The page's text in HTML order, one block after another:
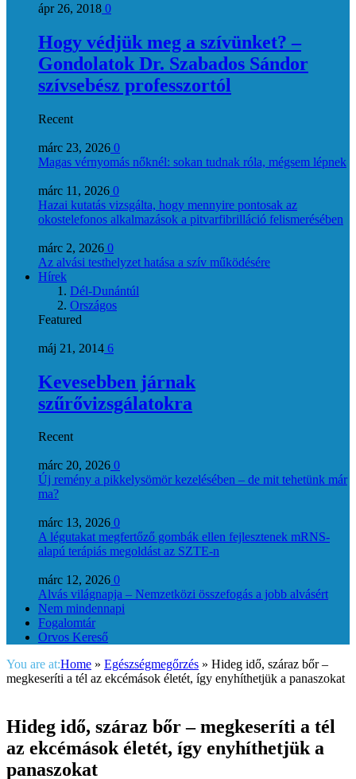
ápr 26, 2018 0
Hogy védjük meg a szívünket? –
Gondolatok Dr. Szabados Sándor
szívsebész professzortól
Recent
márc 23, 2026 0
Magas vérnyomás nőknél: sokan tudnak róla, mégsem lépnek
márc 11, 2026 0
Hazai kutatás vizsgálta, hogy mennyire pontosak az
okostelefonos alkalmazások a pitvarfibrilláció felismerésében
márc 2, 2026 0
Az alvási testhelyzet hatása a szív működésére
Hírek
Dél-Dunántúl
Országos
Featured
máj 21, 2014 6
Kevesebben járnak
szűrővizsgálatokra
Recent
márc 20, 2026 0
Új remény a pikkelysömör kezelésében – de mit tehetünk már
ma?
márc 13, 2026 0
A légutakat megfertőző gombák ellen fejlesztenek mRNS-
alapú terápiás megoldást az SZTE-n
márc 12, 2026 0
Alvás világnapja – Nemzetközi összefogás a jobb alvásért
Nem mindennapi
Fogalomtár
Orvos Kereső
You are at:Home » Egészségmegőrzés » Hideg idő, száraz bőr –
megkeseríti a tél az ekcémások életét, így enyhíthetjük a panaszokat
Hideg idő, száraz bőr – megkeseríti a tél
az ekcémások életét, így enyhíthetjük a
panaszokat